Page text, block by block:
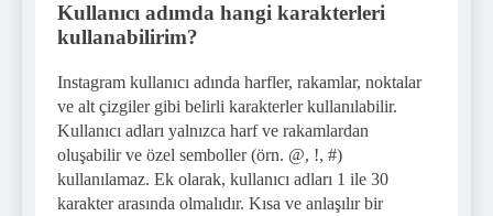
Kullanıcı adımda hangi karakterleri
kullanabilirim?
Instagram kullanıcı adında harfler, rakamlar, noktalar
ve alt çizgiler gibi belirli karakterler kullanılabilir.
Kullanıcı adları yalnızca harf ve rakamlardan
oluşabilir ve özel semboller (örn. @, !, #)
kullanılamaz. Ek olarak, kullanıcı adları 1 ile 30
karakter arasında olmalıdır. Kısa ve anlaşılır bir